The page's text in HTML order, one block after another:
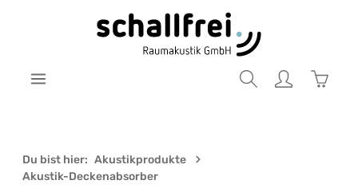
Zum Hauptinhalt springen
Du bist hier: Akustikprodukte
Akustik-Deckenabsorber